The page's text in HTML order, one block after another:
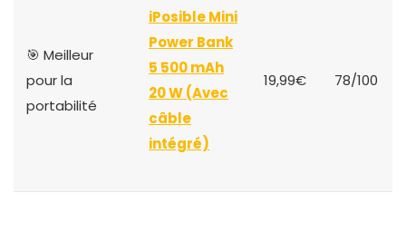
🎯 Meilleur
pour la
portabilité
iPosible Mini
Power Bank
5 500 mAh
20 W (Avec
câble
intégré)
19,99€ 78/100